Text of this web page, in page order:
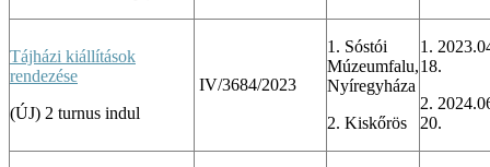
Tájházi kiállítások
rendezése
(ÚJ) 2 turnus indul
IV/3684/2023
1. Sóstói
Múzeumfalu,
Nyíregyháza
2. Kiskőrös
1.
18.
2.
20.